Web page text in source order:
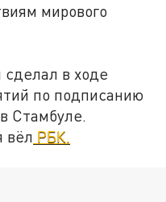
мирового
сделал в ходе
по подписанию
Стамбуле.
вёл РБК.